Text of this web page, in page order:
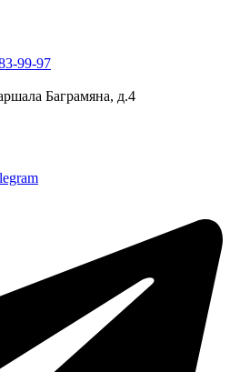
99-97
Баграмяна, д.4